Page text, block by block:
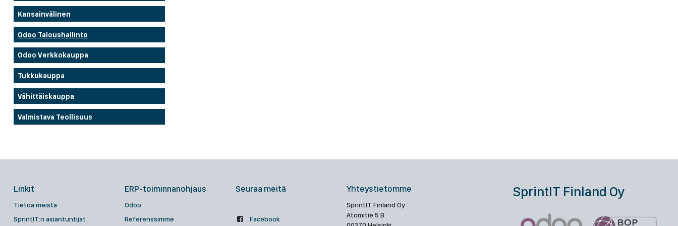
Kansainvälinen
Odoo Taloushallinto
Odoo Verkkokauppa
Tukkukauppa
Vähittäiskauppa
Valmistava Teollisuus
Linkit
Tietoa meistä
SprintIT:n asiantuntijat
ERP-toiminnanohjaus
Odoo
Referenssimme
Seuraa meitä
Facebook
Yhteystietomme
SprintIT Finland Oy
Atomitie 5 B
SprintIT Finland Oy